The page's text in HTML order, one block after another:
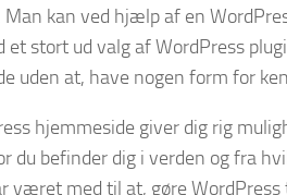
kan ved hjælp af en
et stort ud valg af WordPress
uden at, have nogen form for
hjemmeside giver dig rig
du befinder dig i verden og fra
været med til at, gøre